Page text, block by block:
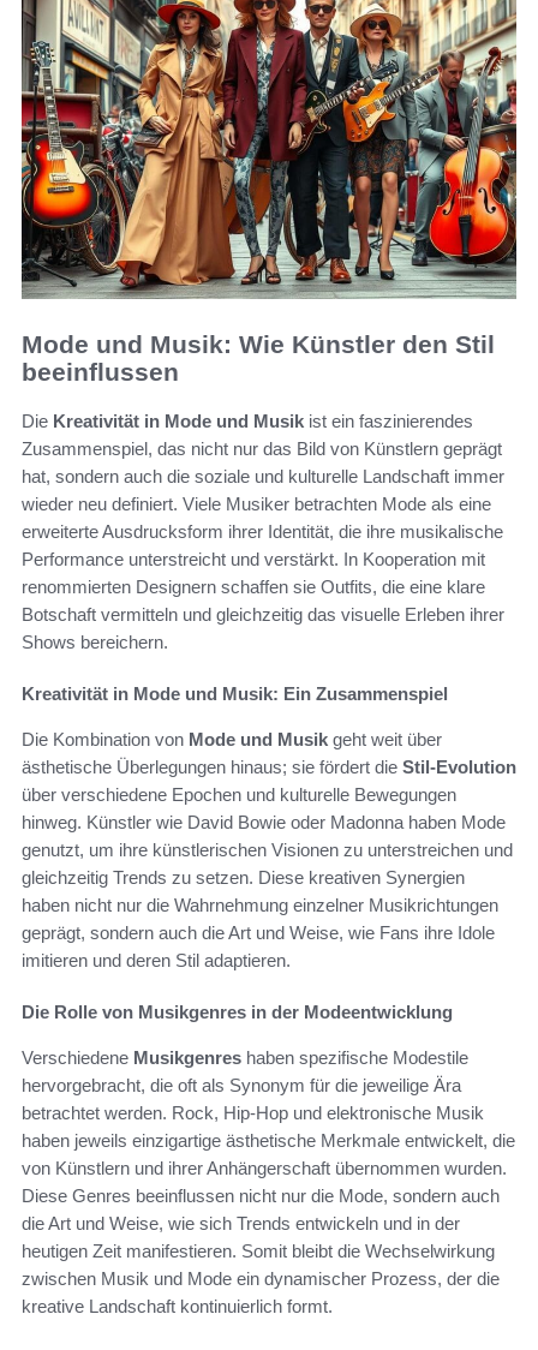
Mode und Musik: Wie Künstler den Stil
beeinflussen
Die Kreativität in Mode und Musik ist ein faszinierendes
Zusammenspiel, das nicht nur das Bild von Künstlern geprägt
hat, sondern auch die soziale und kulturelle Landschaft immer
wieder neu definiert. Viele Musiker betrachten Mode als eine
erweiterte Ausdrucksform ihrer Identität, die ihre musikalische
Performance unterstreicht und verstärkt. In Kooperation mit
renommierten Designern schaffen sie Outfits, die eine klare
Botschaft vermitteln und gleichzeitig das visuelle Erleben ihrer
Shows bereichern.
Kreativität in Mode und Musik: Ein Zusammenspiel
Die Kombination von Mode und Musik geht weit über
ästhetische Überlegungen hinaus; sie fördert die Stil-Evolution
über verschiedene Epochen und kulturelle Bewegungen
hinweg. Künstler wie David Bowie oder Madonna haben Mode
genutzt, um ihre künstlerischen Visionen zu unterstreichen und
gleichzeitig Trends zu setzen. Diese kreativen Synergien
haben nicht nur die Wahrnehmung einzelner Musikrichtungen
geprägt, sondern auch die Art und Weise, wie Fans ihre Idole
imitieren und deren Stil adaptieren.
Die Rolle von Musikgenres in der Modeentwicklung
Verschiedene Musikgenres haben spezifische Modestile
hervorgebracht, die oft als Synonym für die jeweilige Ära
betrachtet werden. Rock, Hip-Hop und elektronische Musik
haben jeweils einzigartige ästhetische Merkmale entwickelt, die
von Künstlern und ihrer Anhängerschaft übernommen wurden.
Diese Genres beeinflussen nicht nur die Mode, sondern auch
die Art und Weise, wie sich Trends entwickeln und in der
heutigen Zeit manifestieren. Somit bleibt die Wechselwirkung
zwischen Musik und Mode ein dynamischer Prozess, der die
kreative Landschaft kontinuierlich formt.